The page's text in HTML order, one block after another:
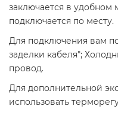
заключается в удобном
подключается по месту.
Для подключения вам
заделки кабеля";
провод.
Для дополнительной
использовать